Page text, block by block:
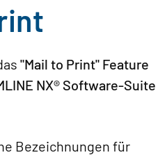
"Mail to Print" Feature
NX® Software-Suite
Bezeichnungen für